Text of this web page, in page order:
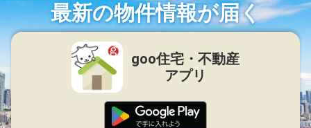
最新の物件情報が届く
goo住宅・不動産
アプリ